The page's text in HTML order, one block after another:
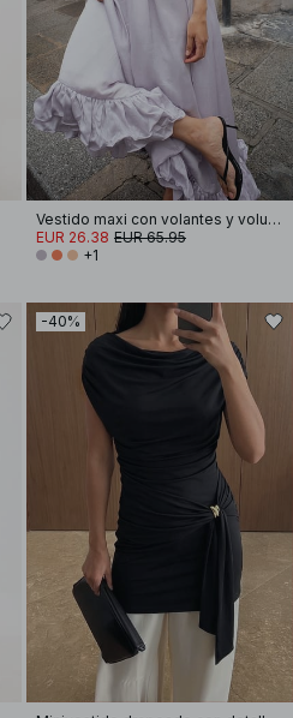
Vestido maxi con volantes y volumen
EUR 26.38 EUR 65.95
+1
-40%